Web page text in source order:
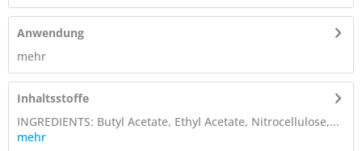
Anwendung
mehr
Inhaltsstoffe
INGREDIENTS: Butyl Acetate, Ethyl Acetate, Nitrocellulose,...
mehr